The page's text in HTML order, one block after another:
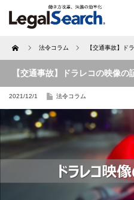
Home 法令コラム 【交通事故】ド
【交通事故】ドラレコの映像の
2021/12/1 法令コラム